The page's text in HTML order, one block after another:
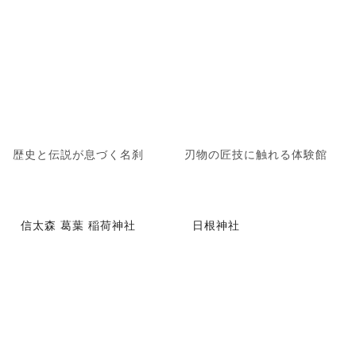
歴史と伝説が息づく名刹 刃物の匠技に触れる体験館
信太森 葛葉 稲荷神社 日根神社